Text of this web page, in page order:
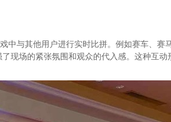
中与其他用户进行实时比拼。例如赛车、赛
现场的紧张氛围和观众的代入感。这种互动